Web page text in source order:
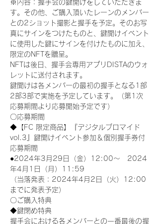
※内容：握手会の鍵開けをしていただきま
す。その他、ご購入頂いたレーンのメンバー
との2ショット撮影と握手を予定。そのお写
真にサインをつけたものと、鍵開けイベント
に使用した鍵にサインを付けたものに加え、
限定のNFTを贈呈。
NFTは後日、握手会専用アプリDISTAのウォ
レットに送付されます。
鍵開けは各メンバーの最初の握手となる1部
2部3部で実施を予定しています。（第1次
応募期間より応募開始予定です）
〇応募期間
◆【FC 限定商品】『デジタルブロマイド
vol.3』鍵開けイベント参加＆個別握手券付
応募期間
●2024年3月29日（金）12:00～　2024
年4月1日（月）11:59
（当落発表：2024年4月2日（火）12:00
までに発表予定）
〇ご購入特典
◆鍵閉め特典
握手会における各メンバーとの一番最後の握